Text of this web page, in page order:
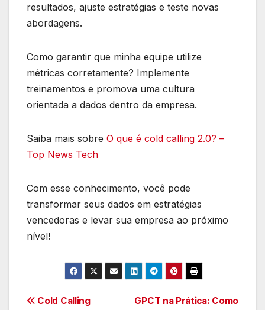
resultados, ajuste estratégias e teste novas
abordagens.
Como garantir que minha equipe utilize
métricas corretamente? Implemente
treinamentos e promova uma cultura
orientada a dados dentro da empresa.
Saiba mais sobre O que é cold calling 2.0? –
Top News Tech
Com esse conhecimento, você pode
transformar seus dados em estratégias
vencedoras e levar sua empresa ao próximo
nível!
Navegação GPCT na Prática: Como
Cold Calling